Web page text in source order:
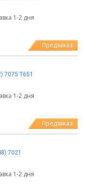
1-2 дня
Предзаказ
7075 Т651
1-2 дня
Предзаказ
7021
1-2 дня